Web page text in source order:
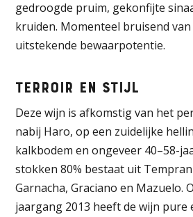
gedroogde pruim, gekonfijte
kruiden. Momenteel bruisend
uitstekende bewaarpotentie.
Terroir en stijl
Deze wijn is afkomstig van het
nabij Haro, op een zuidelijke
kalkbodem en ongeveer 40–58-
stokken 80% bestaat uit
Garnacha, Graciano en Mazuelo.
jaargang 2013 heeft de wijn pure